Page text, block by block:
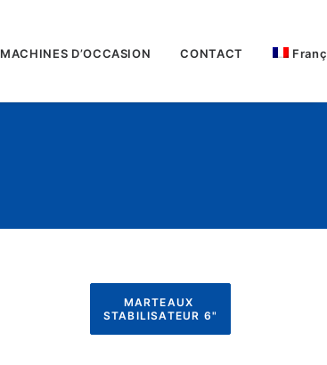
MACHINES D’OCCASION CONTACT
MARTEAUX
STABILISATEUR 6"